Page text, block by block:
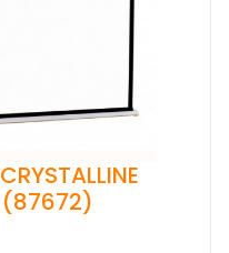
(87672)